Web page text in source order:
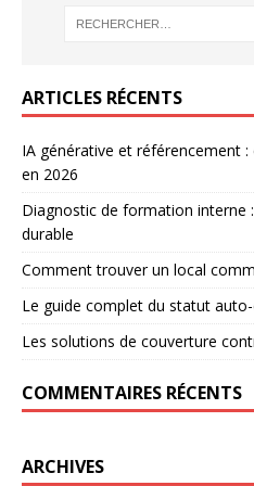
ARTICLES RÉCENTS
IA générative et référencement
en 2026
Diagnostic de formation interne
durable
Comment trouver un local
Le guide complet du statut
Les solutions de couverture
COMMENTAIRES RÉCENTS
ARCHIVES